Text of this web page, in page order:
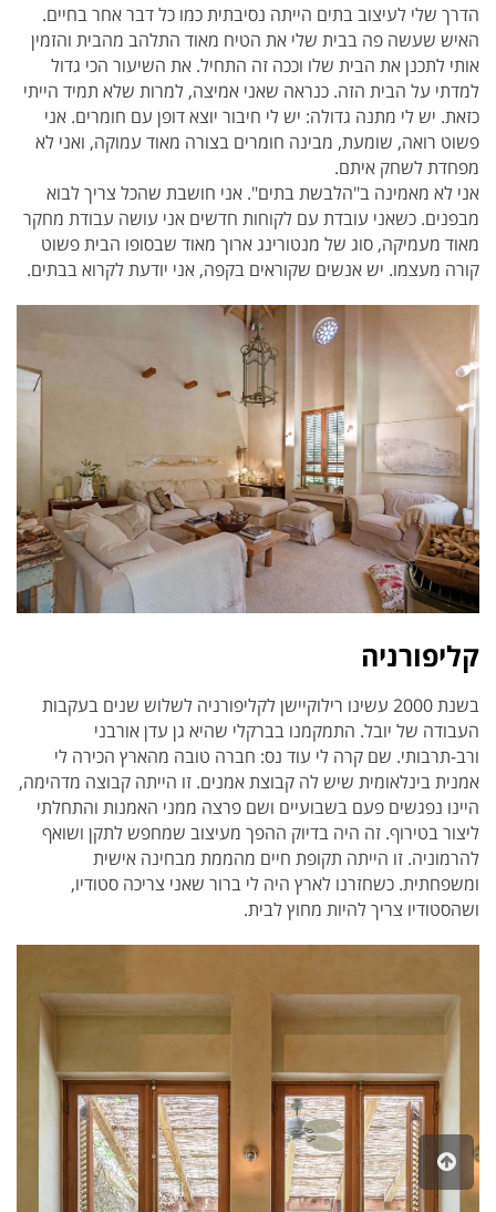
הדרך שלי לעיצוב בתים הייתה נסיבתית כמו כל דבר אחר בחיים.
האיש שעשה פה בבית שלי את הטיח מאוד התלהב מהבית והזמין
אותי לתכנן את הבית שלו וככה זה התחיל. את השיעור הכי גדול
למדתי על הבית הזה. כנראה שאני אמיצה, למרות שלא תמיד הייתי
כזאת. יש לי מתנה גדולה: יש לי חיבור יוצא דופן עם חומרים. אני
פשוט רואה, שומעת, מבינה חומרים בצורה מאוד עמוקה, ואני לא
מפחדת לשחק איתם.
אני לא מאמינה ב"הלבשת בתים". אני חושבת שהכל צריך לבוא
מבפנים. כשאני עובדת עם לקוחות חדשים אני עושה עבודת מחקר
מאוד מעמיקה, סוג של מנטורינג ארוך מאוד שבסופו הבית פשוט
קורה מעצמו. יש אנשים שקוראים בקפה, אני יודעת לקרוא בבתים.
קליפורניה
בשנת 2000 עשינו רילוקיישן לקליפורניה לשלוש שנים בעקבות
העבודה של יובל. התמקמנו בברקלי שהיא גן עדן אורבני
ורב-תרבותי. שם קרה לי עוד נס: חברה טובה מהארץ הכירה לי
אמנית בינלאומית שיש לה קבוצת אמנים. זו הייתה קבוצה מדהימה,
היינו נפגשים פעם בשבועיים ושם פרצה ממני האמנות והתחלתי
ליצור בטירוף. זה היה בדיוק ההפך מעיצוב שמחפש לתקן ושואף
להרמוניה. זו הייתה תקופת חיים מהממת מבחינה אישית
ומשפחתית. כשחזרנו לארץ היה לי ברור שאני צריכה סטודיו,
ושהסטודיו צריך להיות מחוץ לבית.
גלילה
לראש
העמוד